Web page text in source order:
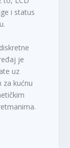
i status
je
uz
za kućnu